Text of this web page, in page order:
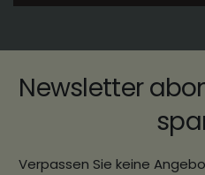
Newsletter
Verpassen Sie keine